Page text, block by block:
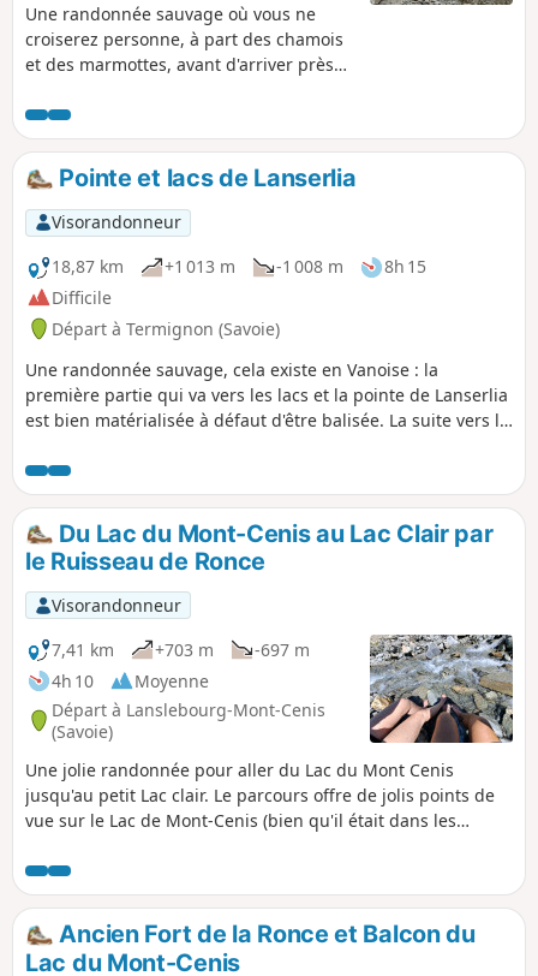
Une randonnée sauvage où vous ne
croiserez personne, à part des chamois
et des marmottes, avant d'arriver près
et qui fera appel à votre sens de
l'orientation avec une partie de
l'itinéraire hors sentier. Randonnée
exigeante, réservée aux randonneurs
aguerris. Trace GPS recommandée.
Pointe et lacs de Lanserlia
Visorandonneur
18,87 km
+1 013 m -1 008 m
8h 15
Difficile
Départ à Termignon (Savoie)
Une randonnée sauvage, cela existe en Vanoise : la
première partie qui va vers les lacs et la pointe de Lanserlia
est bien matérialisée à défaut d'être balisée. La suite vers le
sillonnent le massif, elle comporte en outre un passage
délicat entre (8) et (9) qui motive son classement difficile.
Du Lac du Mont-Cenis au Lac Clair par
le Ruisseau de Ronce
Visorandonneur
7,41 km
+703 m
-697 m
4h 10
Moyenne
Départ à Lanslebourg-Mont-Cenis
(Savoie)
Une jolie randonnée pour aller du Lac du Mont Cenis
jusqu'au petit Lac clair. Le parcours offre de jolis points de
vue sur le Lac de Mont-Cenis (bien qu'il était dans les
familiale.
Ancien Fort de la Ronce et Balcon du
Lac du Mont-Cenis